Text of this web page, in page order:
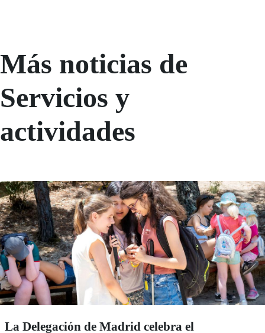
Más noticias de
Servicios y
actividades
La Delegación de Madrid celebra el